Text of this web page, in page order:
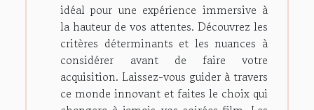
idéal pour une expérience immersive à
la hauteur de vos attentes. Découvrez les
critères déterminants et les nuances à
considérer avant de faire votre
acquisition. Laissez-vous guider à travers
ce monde innovant et faites le choix qui